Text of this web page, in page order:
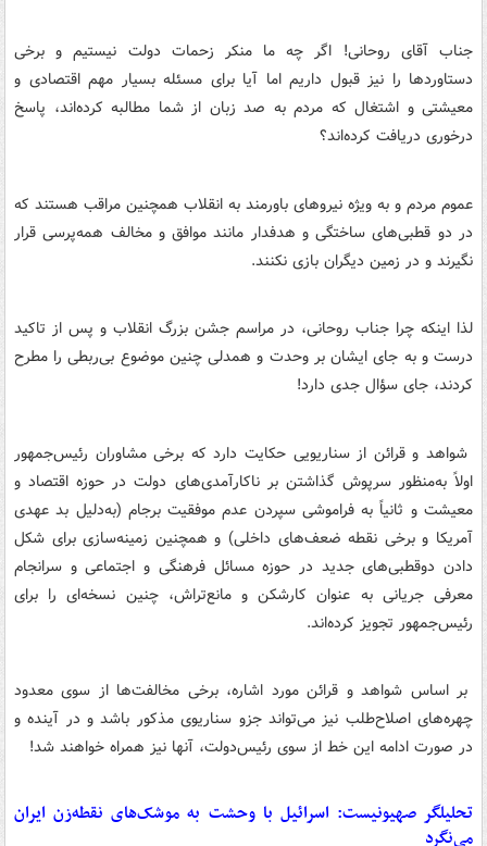
جناب آقای روحانی! اگر چه ما منکر زحمات دولت نیستیم و برخی
دستاوردها را نیز قبول داریم اما آیا برای مسئله بسیار مهم اقتصادی و
معیشتی و ‌اشتغال که مردم به صد زبان از شما مطالبه کرده‌اند، پاسخ
درخوری دریافت کرده‌اند؟
عموم مردم و به ویژه نیروهای باورمند به انقلاب همچنین مراقب هستند که
در دو قطبی‌های ساختگی و هدفدار مانند موافق و مخالف همه‌پرسی قرار
نگیرند و در زمین دیگران بازی نکنند.
لذا اینکه چرا جناب روحانی، در مراسم جشن بزرگ انقلاب و پس از تاکید
درست و به جای ایشان بر وحدت و همدلی چنین موضوع بی‌ربطی را مطرح
کردند، جای سؤال جدی دارد!
شواهد و قرائن از سناریویی حکایت دارد که برخی مشاوران رئیس‌جمهور
اولاً به‌منظور سرپوش گذاشتن بر ناکارآمدی‌های دولت در حوزه اقتصاد و
معیشت و ثانیاً‌ به فراموشی سپردن عدم موفقیت برجام (به‌دلیل بد عهدی
آمریکا و برخی نقطه ضعف‌های داخلی) و همچنین زمینه‌سازی برای شکل
دادن دوقطبی‌های جدید در حوزه مسائل فرهنگی و اجتماعی و سرانجام
معرفی جریانی به عنوان کارشکن و مانع‌تراش، چنین نسخه‌ای را برای
رئیس‌جمهور تجویز کرده‌اند.
بر اساس شواهد و قرائن مورد ‌اشاره، برخی مخالفت‌ها از سوی معدود
چهره‌های اصلاح‌طلب نیز می‌تواند جزو سناریوی مذکور باشد و در آینده و
در صورت ادامه این خط از سوی رئیس‌دولت، آنها نیز همراه خواهند شد!
تحلیلگر صهیونیست: اسرائیل با وحشت به موشک‌های نقطه‌زن ایران
می‌نگرد